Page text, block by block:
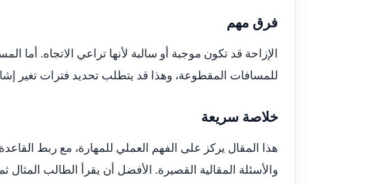
فرق مهم
الإزاحة قد تكون موجبة أو سالبة لأنها تراعي الاتجاه. أما
للمسافات المقطوعة، وهذا قد يتطلب تحديد فترات تغير
خلاصة سريعة
هذا المقال يركز على الفهم العملي للمهارة، مع ربط
والأسئلة المقالية القصيرة. الأفضل أن يقرأ الطالب